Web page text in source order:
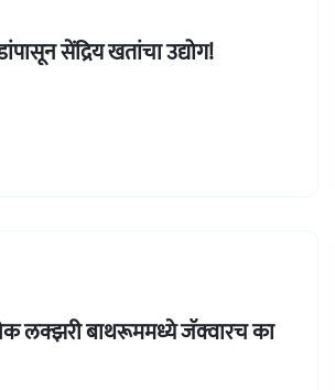
सेंद्रिय खतांचा उद्योग!
लक्झरी बाथरूममध्ये जॅक्वारच का